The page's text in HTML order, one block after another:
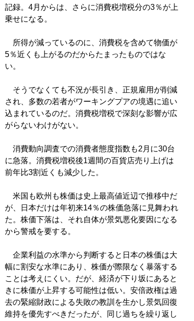
記録。4月からは、さらに消費税増税分の3％が上
乗せになる。
所得が減っているのに、消費税を含めて物価が
5％近くも上がるのだからたまったものではな
い。
そうでなくても不況が長引き、正規雇用が削減
され、多数の若者がワーキングプアの境遇に追い
込まれているのだ。消費税増税で深刻な影響が広
がらないわけがない。
消費動向調査での消費者態度指数も2月に30台
に急落。消費税増税後1週間の百貨店売り上げは
前年比3割近くも減少した。
米国も欧州も株価は史上最高値近辺で推移中だ
が、日本だけは年初来14％の株価急落に見舞われ
た。株価下落は、それ自体が景気悪化要因になる
から警戒を要する。
企業利益の水準から判断すると日本の株価は大
幅に割安な水準にあり、株価が際限なく暴落する
ことは考えにくい。だが、経済が下り坂にあると
きに株価が上昇する可能性は低い。安倍政権は過
去の緊縮財政による失敗の教訓を生かし景気回復
維持を優先すべきだったが、同じ過ちを繰り返し